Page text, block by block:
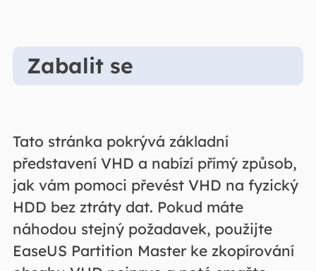
Zabalit se
Tato stránka pokrývá základní
představení VHD a nabízí přímý způsob,
jak vám pomoci převést VHD na fyzický
HDD bez ztráty dat. Pokud máte
náhodou stejný požadavek, použijte
EaseUS Partition Master ke zkopírování